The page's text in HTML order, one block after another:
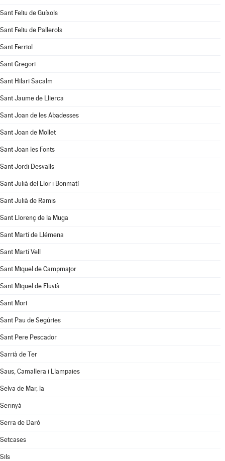
Sant Feliu de Guíxols
Sant Feliu de Pallerols
Sant Ferriol
Sant Gregori
Sant Hilari Sacalm
Sant Jaume de Llierca
Sant Joan de les Abadesses
Sant Joan de Mollet
Sant Joan les Fonts
Sant Jordi Desvalls
Sant Julià del Llor i Bonmatí
Sant Julià de Ramis
Sant Llorenç de la Muga
Sant Martí de Llémena
Sant Martí Vell
Sant Miquel de Campmajor
Sant Miquel de Fluvià
Sant Mori
Sant Pau de Segúries
Sant Pere Pescador
Sarrià de Ter
Saus, Camallera i Llampaies
Selva de Mar, la
Serinyà
Serra de Daró
Setcases
Sils